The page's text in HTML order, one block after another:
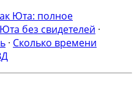
Юта: полное
без свидетелей ·
· Сколько времени